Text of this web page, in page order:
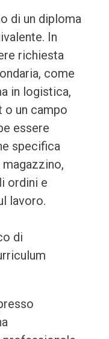
di un diploma
In
richiesta
come
in logistica,
o un campo
essere
specifica
ordini e
lavoro.
di